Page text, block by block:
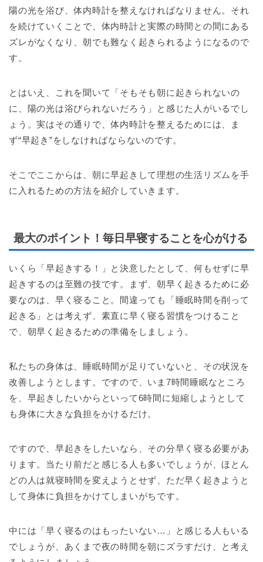
陽の光を浴び、体内時計を整えなければなりません。それ
を続けていくことで、体内時計と実際の時間との間にある
ズレがなくなり、朝でも難なく起きられるようになるので
す。
とはいえ、これを聞いて「そもそも朝に起きられないの
に、陽の光は浴びられないだろう」と感じた人がいるでし
ょう。実はその通りで、体内時計を整えるためには、ま
ず“早起き”をしなければならないのです。
そこでここからは、朝に早起きして理想の生活リズムを手
に入れるための方法を紹介していきます。
最大のポイント！毎日早寝することを心がける
いくら「早起きする！」と決意したとして、何もせずに早
起きするのは至難の技です。まず、朝早く起きるために必
要なのは、早く寝ること。間違っても「睡眠時間を削って
起きる」とは考えず、素直に早く寝る習慣をつけること
で、朝早く起きるための準備をしましょう。
私たちの身体は、睡眠時間が足りていないと、その状況を
改善しようとします。ですので、いま7時間睡眠なところ
を、早起きしたいからといって6時間に短縮しようとして
も身体に大きな負担をかけるだけ。
ですので、早起きをしたいなら、その分早く寝る必要があ
ります。当たり前だと感じる人も多いでしょうが、ほとん
どの人は就寝時間を変えようとせず、ただ早く起きようと
して身体に負担をかけてしまいがちです。
中には「早く寝るのはもったいない…」と感じる人もいる
でしょうが、あくまで夜の時間を朝にズラすだけ、と考え